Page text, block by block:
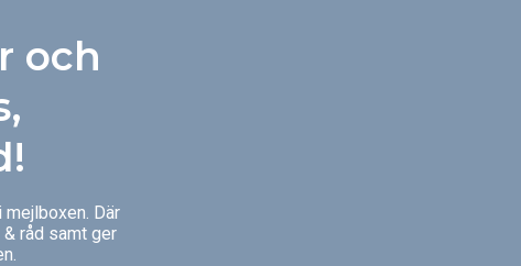
och
Där
råd samt ger